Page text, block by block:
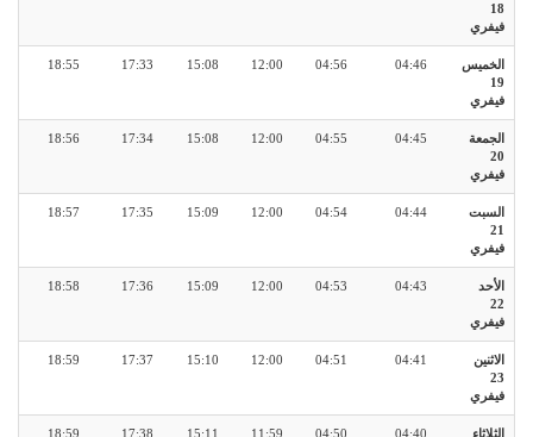
18
فيفري
الخميس
19
فيفري
04:46
04:56
12:00
15:08
17:33
18:55
الجمعة
20
فيفري
04:45
04:55
12:00
15:08
17:34
18:56
السبت
21
فيفري
04:44
04:54
12:00
15:09
17:35
18:57
الأحد
22
فيفري
04:43
04:53
12:00
15:09
17:36
18:58
الاثنين
23
فيفري
04:41
04:51
12:00
15:10
17:37
18:59
الثلاثاء
04:40
04:50
11:59
15:11
17:38
18:59